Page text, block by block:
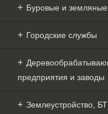
Буровые и
Городские службы
предприятия и заводы
Землеустройство,